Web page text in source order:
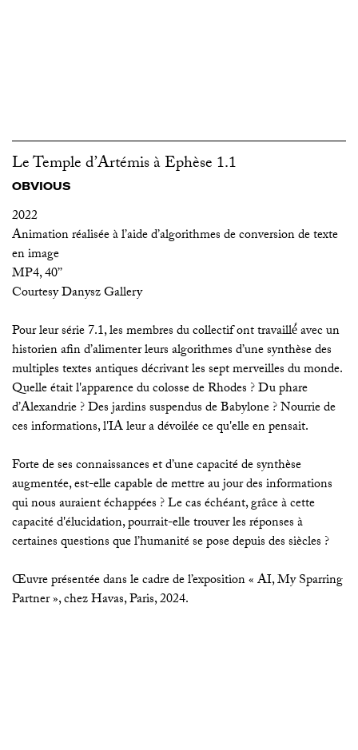
Le Temple d’Artémis à Ephèse 1.1
OBVIOUS
2022
Animation réalisée à l’aide d’algorithmes de conversion de texte
en image
MP4, 40’’
Courtesy Danysz Gallery
Pour leur série 7.1, les membres du collectif ont travaillé́ avec un
historien afin d’alimenter leurs algorithmes d’une synthèse des
multiples textes antiques décrivant les sept merveilles du monde.
Quelle était l'apparence du colosse de Rhodes ? Du phare
d’Alexandrie ? Des jardins suspendus de Babylone ? Nourrie de
ces informations, l'IA leur a dévoilée ce qu'elle en pensait.
Forte de ses connaissances et d’une capacité de synthèse
augmentée, est-elle capable de mettre au jour des informations
qui nous auraient échappées ? Le cas échéant, grâce à cette
capacité d'élucidation, pourrait-elle trouver les réponses à
certaines questions que l’humanité se pose depuis des siècles ?
Œuvre présentée dans le cadre de l’exposition « AI, My Sparring
Partner », chez Havas, Paris, 2024.